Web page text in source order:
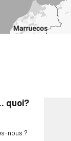
quoi?
nous ?